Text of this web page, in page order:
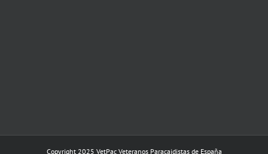
Copyright 2025 VetPac Veteranos Paracaidistas de España